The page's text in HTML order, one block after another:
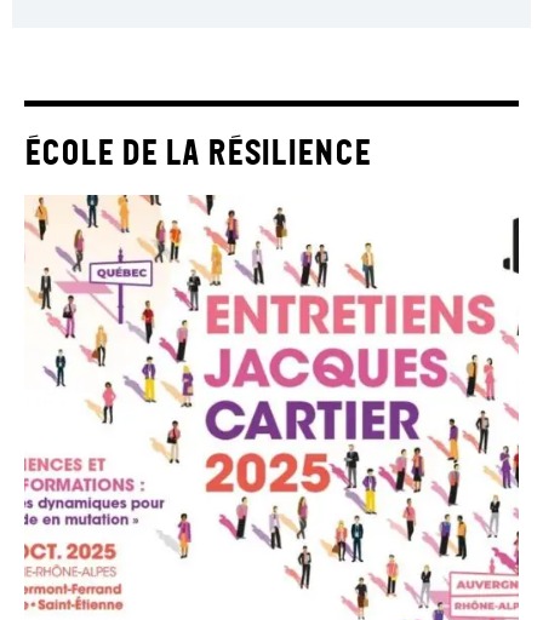
École de la résilience